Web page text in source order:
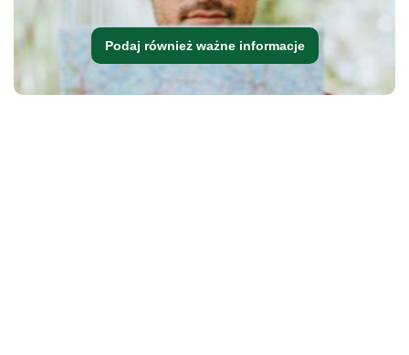
Podaj również ważne informacje